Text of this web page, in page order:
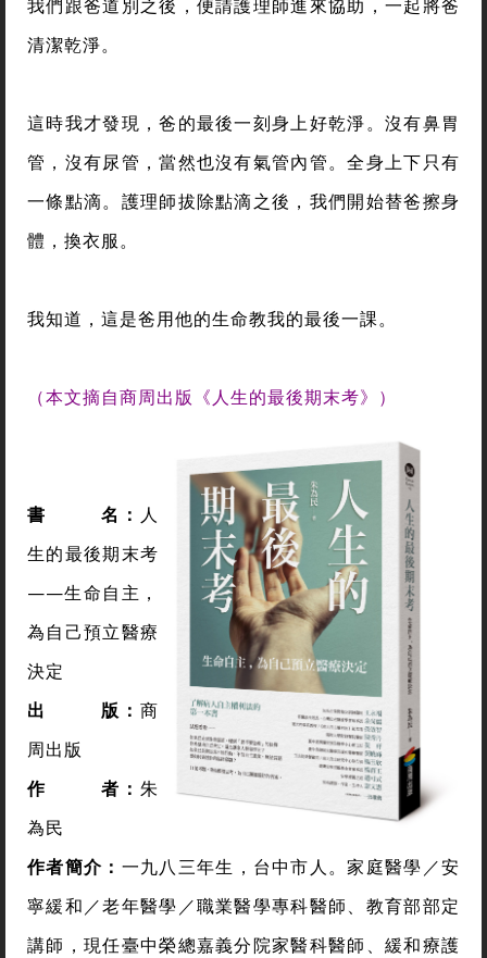
我們跟爸道別之後，便請護理師進來協助，一起將爸
清潔乾淨。
這時我才發現，爸的最後一刻身上好乾淨。沒有鼻胃
管，沒有尿管，當然也沒有氣管內管。全身上下只有
一條點滴。護理師拔除點滴之後，我們開始替爸擦身
體，換衣服。
我知道，這是爸用他的生命教我的最後一課。
（本文摘自商周出版《人生的最後期末考》 ）
書 名： 人
生的最後期末考
——生命自主，
為自己預立醫療
決定
出 版： 商
周出版
作 者： 朱
為民
作者簡介： 一九八三年生，台中市人。家庭醫學／安
寧緩和／老年醫學／職業醫學專科醫師、教育部部定
講師，現任臺中榮總嘉義分院家醫科醫師、緩和療護